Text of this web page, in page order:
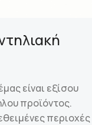
είναι εξίσου
προϊόντος.
περιοχές